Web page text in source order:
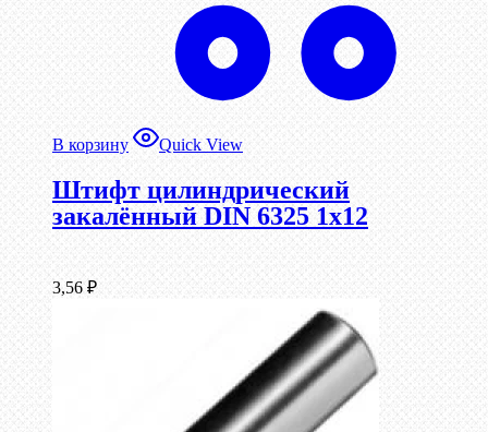
В корзину Quick View
Штифт цилиндрический
закалённый DIN 6325 1х12
3,56 ₽